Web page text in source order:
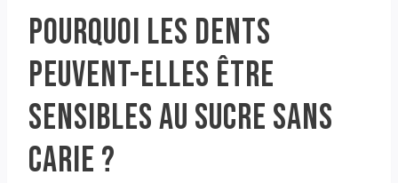
POURQUOI LES DENTS
PEUVENT-ELLES ÊTRE
SENSIBLES AU SUCRE SANS
CARIE ?